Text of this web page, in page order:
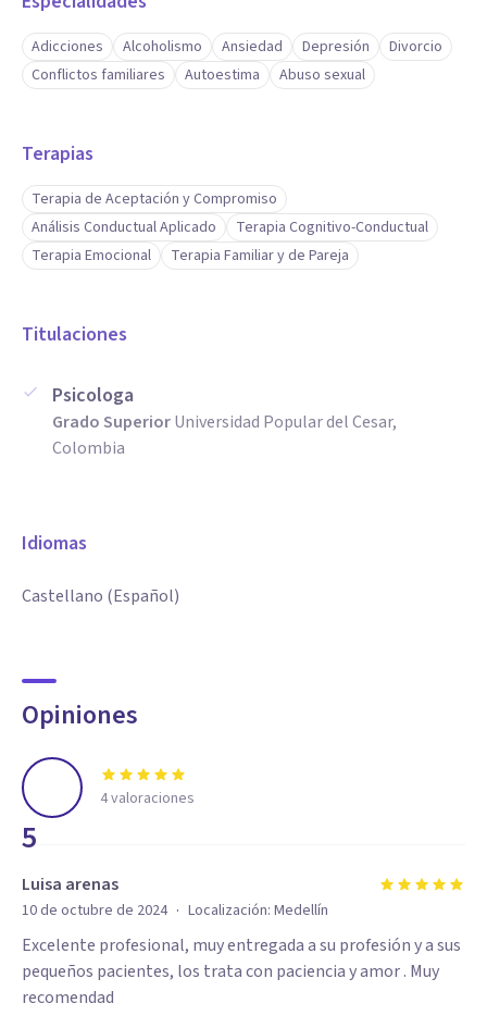
Adicciones Alcoholismo Ansiedad Depresión
Divorcio
Conflictos familiares
Autoestima Abuso sexual
Terapias
Terapia de Aceptación y Compromiso
Análisis Conductual Aplicado
Terapia Cognitivo-Conductual
Terapia Emocional
Terapia Familiar y de Pareja
Titulaciones
Psicologa
Grado SuperiorUniversidad Popular del Cesar,
Colombia
Idiomas
Castellano (Español)
Opiniones
5
4valoraciones
Luisa arenas
10 de octubre de 2024 · Localización: Medellín
Excelente profesional, muy entregada a su profesión y a sus
pequeños pacientes, los trata con paciencia y amor . Muy
recomendad